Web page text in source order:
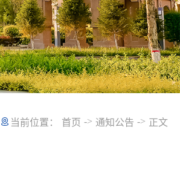
当前位置： 首页 -> 通知公告 -> 正文